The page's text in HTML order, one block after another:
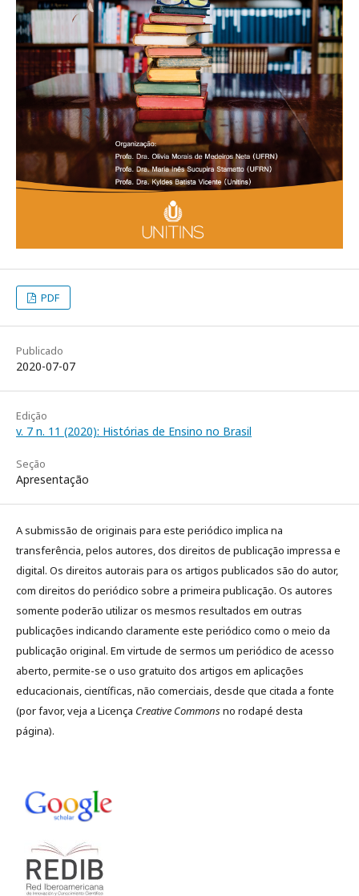
PDF
Publicado
2020-07-07
Edição
v. 7 n. 11 (2020): Histórias de Ensino no Brasil
Seção
Apresentação
A submissão de originais para este periódico implica na
transferência, pelos autores, dos direitos de publicação impressa e
digital. Os direitos autorais para os artigos publicados são do autor,
com direitos do periódico sobre a primeira publicação. Os autores
somente poderão utilizar os mesmos resultados em outras
publicações indicando claramente este periódico como o meio da
publicação original. Em virtude de sermos um periódico de acesso
aberto, permite-se o uso gratuito dos artigos em aplicações
educacionais, científicas, não comerciais, desde que citada a fonte
(por favor, veja a Licença Creative Commonsno rodapé desta
página).